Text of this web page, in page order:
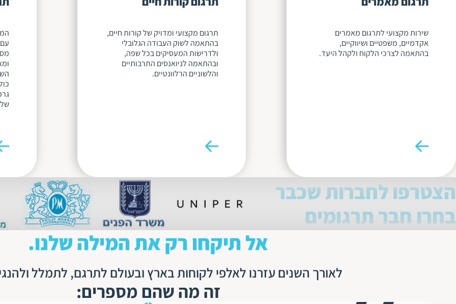
שירות מקצועי לתרגום מאמרים
אקדמיים, משפטיים ושיווקיים,
בהתאמה לצרכי הלקוח ולקהל היעד.
תרגום מקצועי ומדויק של קורות חיים,
בהתאמה לשוק העבודה הגלובלי
ולדרישות המעסיקים בכל שפה,
ובהתאמה לניואנסים התרבותיים
והלשוניים הרלוונטיים.
הצטרפו לחברות שכבר
בחרו חבר תרגומים
אל תיקחו רק את המילה שלנו.
לאורך השנים עזרנו לאלפי לקוחות בארץ ובעולם לתרגם, לתמלל
זה מה שהם מספרים: